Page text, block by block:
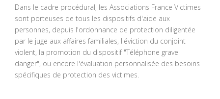
Dans le cadre procédural, les Associations France Victimes
sont porteuses de tous les dispositifs d'aide aux
personnes, depuis l'ordonnance de protection diligentée
par le juge aux affaires familiales, l'éviction du conjoint
violent, la promotion du dispositif "Téléphone grave
danger", ou encore l'évaluation personnalisée des besoins
spécifiques de protection des victimes.